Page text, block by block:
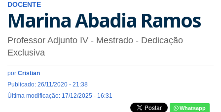
DOCENTE
Marina Abadia Ramos
Professor Adjunto IV - Mestrado - Dedicação
Exclusiva
por Cristian
Publicado: 26/11/2020 - 21:38
Última modificação: 17/12/2025 - 16:31
Whatsapp